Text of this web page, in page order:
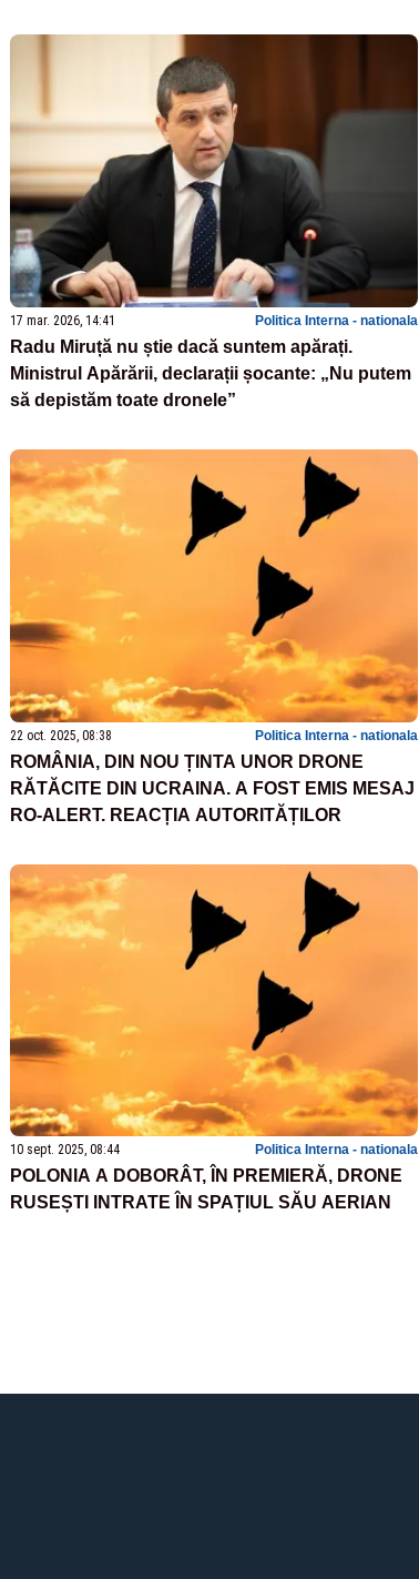
17 mar. 2026, 14:41 Politica Interna - nationala
Radu Miruță nu știe dacă suntem apărați.
Ministrul Apărării, declarații șocante: „Nu putem
să depistăm toate dronele”
22 oct. 2025, 08:38 Politica Interna - nationala
ROMÂNIA, DIN NOU ȚINTA UNOR DRONE
RĂTĂCITE DIN UCRAINA. A FOST EMIS MESAJ
RO-ALERT. REACȚIA AUTORITĂȚILOR
10 sept. 2025, 08:44 Politica Interna - nationala
POLONIA A DOBORÂT, ÎN PREMIERĂ, DRONE
RUSEȘTI INTRATE ÎN SPAȚIUL SĂU AERIAN